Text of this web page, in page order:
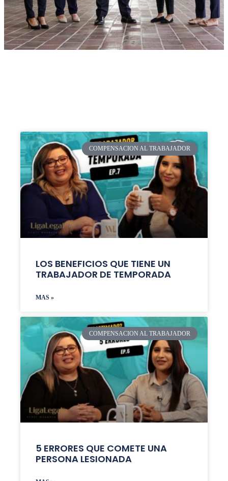
COMPENSACION AL TRABAJADOR
LOS BENEFICIOS QUE TIENE UN
TRABAJADOR DE TEMPORADA
MAS »
COMPENSACION AL TRABAJADOR
5 ERRORES QUE COMETE UNA
PERSONA LESIONADA